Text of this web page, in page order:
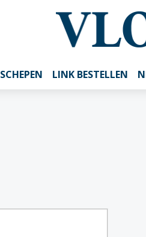
SCHEPEN LINK BESTELLEN